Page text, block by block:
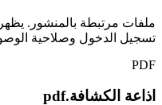
ملفات مرتبطة بالمنشور.
تسجيل الدخول وصلاحية
PDF
اذاعة الكشافة.pdf